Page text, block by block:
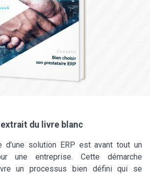
du livre blanc
d’une solution ERP est avant tout un
une entreprise. Cette démarche
un processus bien défini qui se